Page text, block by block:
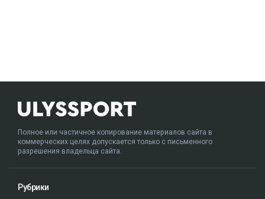
Полное или частичное копирование материалов сайта в
коммерческих целях допускается только с письменного
разрешения владельца сайта.
Рубрики